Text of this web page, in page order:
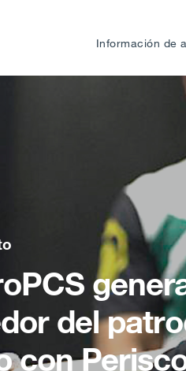
Información de
del
con